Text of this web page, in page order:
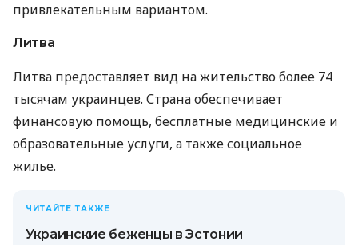
привлекательным вариантом.
Литва
Литва предоставляет вид на жительство более 74
тысячам украинцев. Страна обеспечивает
финансовую помощь, бесплатные медицинские и
образовательные услуги, а также социальное
жилье.
ЧИТАЙТЕ ТАКЖЕ
Украинские беженцы в Эстонии